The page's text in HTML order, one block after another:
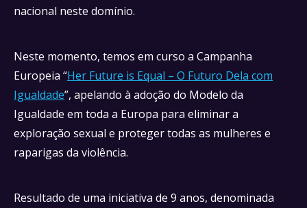
nacional neste domínio.
Neste momento, temos em curso a Campanha
Europeia “Her Future is Equal – O Futuro Dela com
Igualdade”, apelando à adoção do Modelo da
Igualdade em toda a Europa para eliminar a
exploração sexual e proteger todas as mulheres e
raparigas da violência.
Resultado de uma iniciativa de 9 anos, denominada